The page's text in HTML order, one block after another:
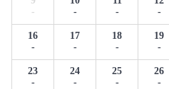
-
-
-
-
16
-
17
-
18
-
19
-
23
-
24
-
25
-
26
-